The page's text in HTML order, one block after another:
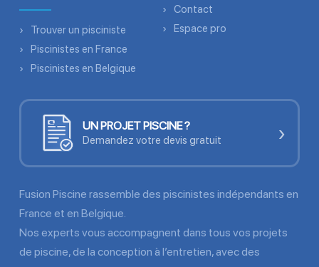
Trouver un pisciniste
Piscinistes en France
Piscinistes en Belgique
Contact
Espace pro
UN PROJET PISCINE ?
Demandez votre devis gratuit ›
Fusion Piscine rassemble des piscinistes indépendants en
France et en Belgique.
Nos experts vous accompagnent dans tous vos projets
de piscine, de la conception à l’entretien, avec des